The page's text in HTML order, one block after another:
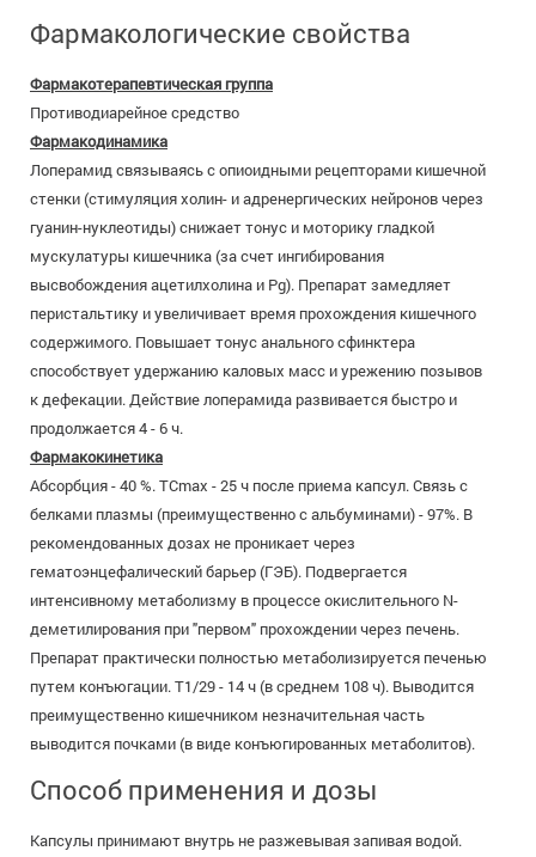
Фармакологические свойства
Фармакотерапевтическая группа
Противодиарейное средство
Фармакодинамика
Лоперамид связываясь с опиоидными рецепторами кишечной
стенки (стимуляция холин- и адренергических нейронов через
гуанин-нуклеотиды) снижает тонус и моторику гладкой
мускулатуры кишечника (за счет ингибирования
высвобождения ацетилхолина и Pg). Препарат замедляет
перистальтику и увеличивает время прохождения кишечного
содержимого. Повышает тонус анального сфинктера
способствует удержанию каловых масс и урежению позывов
к дефекации. Действие лоперамида развивается быстро и
продолжается 4 - 6 ч.
Фармакокинетика
Абсорбция - 40 %. ТСmах - 25 ч после приема капсул. Связь с
белками плазмы (преимущественно с альбуминами) - 97%. В
рекомендованных дозах не проникает через
гематоэнцефалический барьер (ГЭБ). Подвергается
интенсивному метаболизму в процессе окислительного N-
деметилирования при "первом" прохождении через печень.
Препарат практически полностью метаболизируется печенью
путем конъюгации. Т1/29 - 14 ч (в среднем 108 ч). Выводится
преимущественно кишечником незначительная часть
выводится почками (в виде конъюгированных метаболитов).
Способ применения и дозы
Капсулы принимают внутрь не разжевывая запивая водой.